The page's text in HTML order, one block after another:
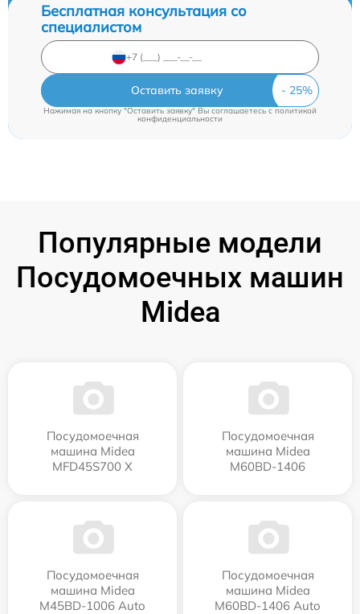
Бесплатная консультация со
специалистом
Оставить заявку
Нажимая на кнопку "Оставить заявку" Вы соглашаетесь cполитикой
конфиденциальности
Популярные модели
Посудомоечных машин
Midea
Посудомоечная
машина Midea
MFD45S700 X
Посудомоечная
машина Midea
M60BD-1406
Посудомоечная
машина Midea
M45BD-1006 Auto
Посудомоечная
машина Midea
M60BD-1406 Auto